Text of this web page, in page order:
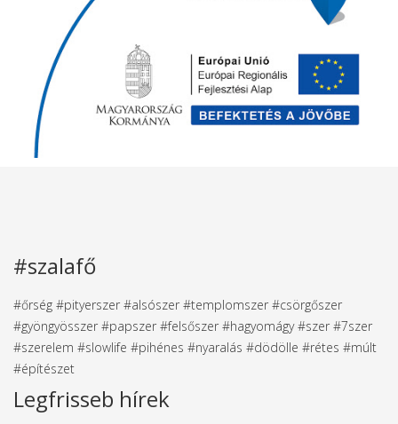
#szalafő
#őrség #pityerszer #alsószer #templomszer #csörgőszer
#gyöngyösszer #papszer #felsőszer #hagyomágy #szer #7szer
#szerelem #slowlife #pihénes #nyaralás #dödölle #rétes #múlt
#építészet
Legfrisseb hírek